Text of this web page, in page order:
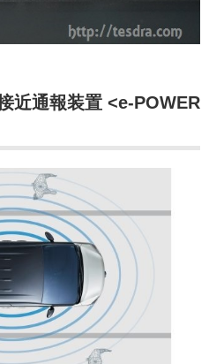
近通報装置 <e-POWER